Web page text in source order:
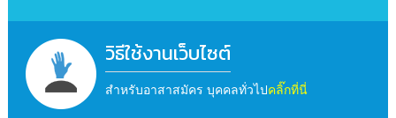
วิธีใช้งานเว็บไซต์
สำหรับอาสาสมัคร บุคคลทั่วไปคลิ๊กที่นี่